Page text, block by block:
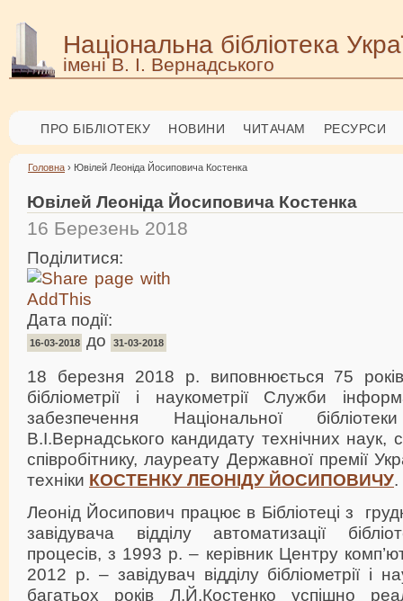
Національна бібліотека
імені В. І. Вернадського
ПРО БІБЛІОТЕКУ НОВИНИ ЧИТАЧАМ РЕСУРСИ
Головна › Ювілей Леоніда Йосиповича Костенка
Ювілей Леоніда Йосиповича Костенка
16 Березень 2018
Поділитися:
Дата події:
16-03-2018 до 31-03-2018
18 березня 2018 р. виповнюється 75 років
бібліометрії і наукометрії Служби
забезпечення Національної
В.І.Вернадського кандидату технічних
співробітнику, лауреату Державної премії
техніки КОСТЕНКУ ЛЕОНІДУ ЙОСИПОВИЧУ.
Леонід Йосипович працює в Бібліотеці з
завідувача відділу автоматизації
процесів, з 1993 р. – керівник Центру
2012 р. – завідувач відділу бібліометрії і
багатьох років Л.Й.Костенко успішно